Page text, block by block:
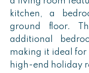
kitchen, a
ground floor.
additional
making it ideal for
high-end holiday